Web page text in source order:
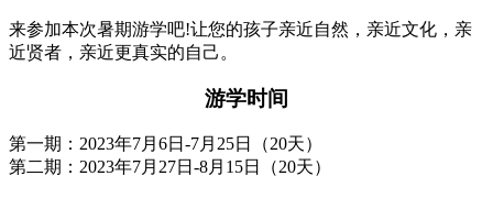
来参加本次暑期游学吧!让您的孩子亲近自然，亲近文化，亲
近贤者，亲近更真实的自己。
游学时间
第一期：2023年7月6日-7月25日（20天）
第二期：2023年7月27日-8月15日（20天）